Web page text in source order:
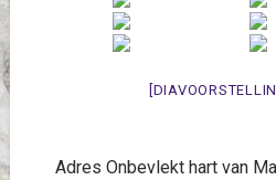
Adres Onbevlekt hart van